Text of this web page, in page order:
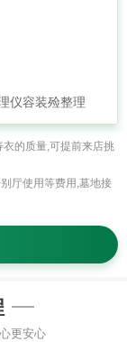
仪容装殓整理
的质量,可提前来店挑
厅使用等费用,墓地接
更安心